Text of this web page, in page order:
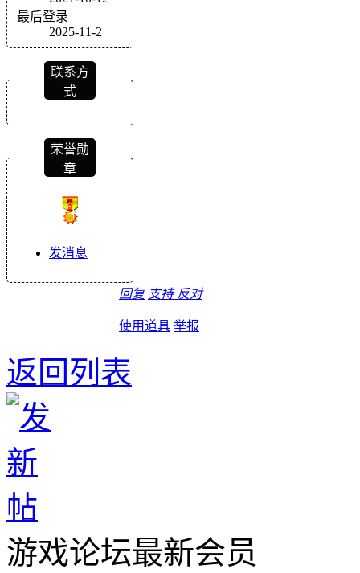
最后登录
2025-11-2
联系方
式
荣誉勋
章
发消息
回复 支持 反对
使用道具 举报
返回列表
游戏论坛最新会员